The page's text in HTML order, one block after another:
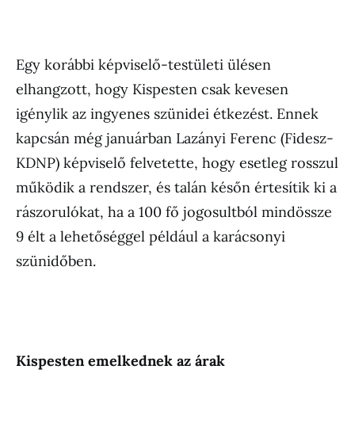
Egy korábbi képviselő-testületi ülésen
elhangzott, hogy Kispesten csak kevesen
igénylik az ingyenes szünidei étkezést. Ennek
kapcsán még januárban Lazányi Ferenc (Fidesz-
KDNP) képviselő felvetette, hogy esetleg rosszul
működik a rendszer, és talán későn értesítik ki a
rászorulókat, ha a 100 fő jogosultból mindössze
9 élt a lehetőséggel például a karácsonyi
szünidőben.
Kispesten emelkednek az árak